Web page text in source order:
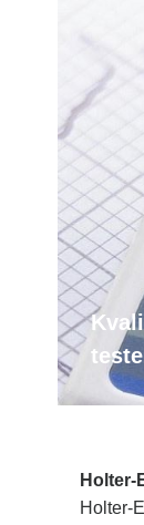
Holter-
Holter-